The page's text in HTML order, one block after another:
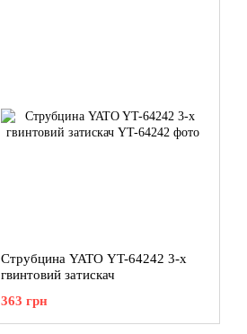
Струбцина YATO YT-64242 3-х
гвинтовий затискач
363 грн